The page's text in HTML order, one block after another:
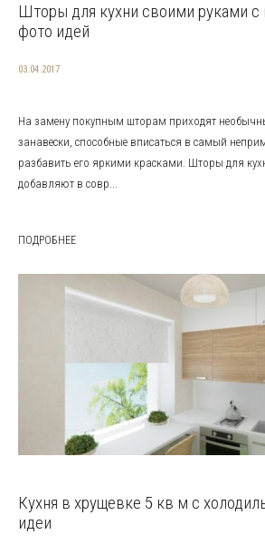
Шторы для кухни своими руками
фото идей
03.04.2017
На замену покупным шторам приходят
занавески, способные вписаться в самый
разбавить его яркими красками. Шторы для
добавляют в совр...
ПОДРОБНЕЕ
Кухня в хрущевке 5 кв м с
идеи